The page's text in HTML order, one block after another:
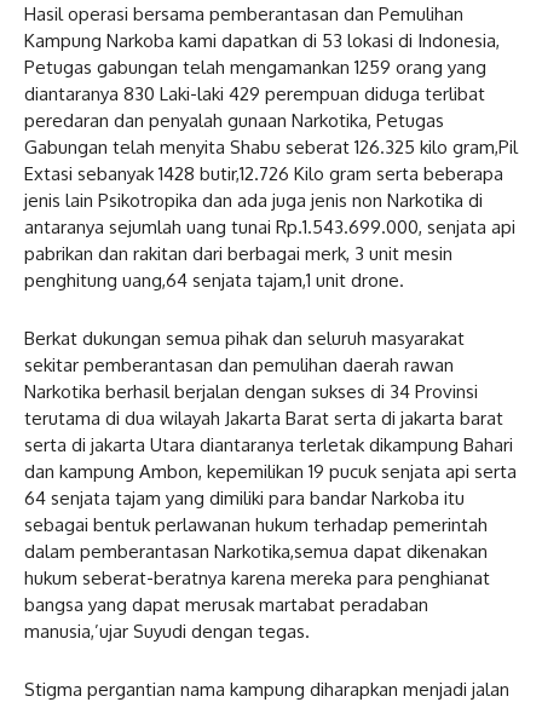
Hasil operasi bersama pemberantasan dan Pemulihan
Kampung Narkoba kami dapatkan di 53 lokasi di Indonesia,
Petugas gabungan telah mengamankan 1259 orang yang
diantaranya 830 Laki-laki 429 perempuan diduga terlibat
peredaran dan penyalah gunaan Narkotika, Petugas
Gabungan telah menyita Shabu seberat 126.325 kilo gram,Pil
Extasi sebanyak 1428 butir,12.726 Kilo gram serta beberapa
jenis lain Psikotropika dan ada juga jenis non Narkotika di
antaranya sejumlah uang tunai Rp.1.543.699.000, senjata api
pabrikan dan rakitan dari berbagai merk, 3 unit mesin
penghitung uang,64 senjata tajam,1 unit drone.
Berkat dukungan semua pihak dan seluruh masyarakat
sekitar pemberantasan dan pemulihan daerah rawan
Narkotika berhasil berjalan dengan sukses di 34 Provinsi
terutama di dua wilayah Jakarta Barat serta di jakarta barat
serta di jakarta Utara diantaranya terletak dikampung Bahari
dan kampung Ambon, kepemilikan 19 pucuk senjata api serta
64 senjata tajam yang dimiliki para bandar Narkoba itu
sebagai bentuk perlawanan hukum terhadap pemerintah
dalam pemberantasan Narkotika,semua dapat dikenakan
hukum seberat-beratnya karena mereka para penghianat
bangsa yang dapat merusak martabat peradaban
manusia,’ujar Suyudi dengan tegas.
Stigma pergantian nama kampung diharapkan menjadi jalan